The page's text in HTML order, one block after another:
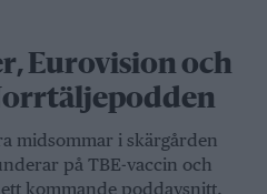
Eurovision och
midsommar i skärgården
på TBE-vaccin och
kommande poddavsnitt.